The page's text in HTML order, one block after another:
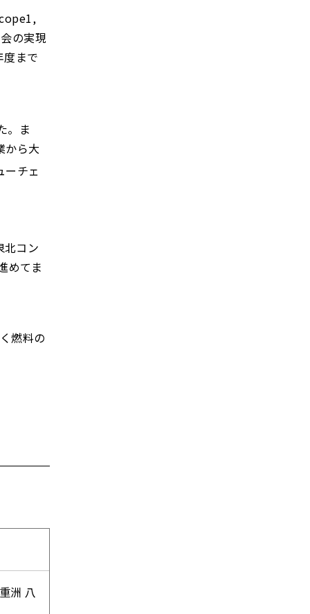
の実現
まで
。ま
から大
ーチェ
北コン
めてま
燃料の
洲 八